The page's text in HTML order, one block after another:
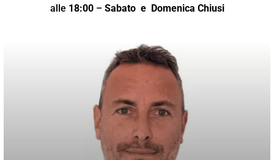
alle 18:00– Sabato e Domenica Chiusi